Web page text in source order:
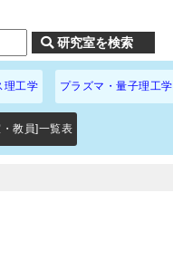
理工学 プラズマ・量子理工学
・教員]一覧表